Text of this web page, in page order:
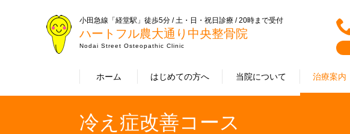
小田急線「経堂駅」徒歩5分 / 土・日・祝日診療 / 20時まで受付
ハートフル農大通り中央整骨院
Nodai Street Osteopathic Clinic
ホーム はじめての方へ 当院について 治療案内
冷え症改善コース